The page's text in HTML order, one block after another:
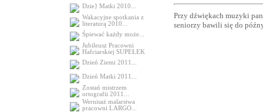
Dzie} Matki 2010...
Wakacyjne spotkania z
literaturą 2010...
Śpiewać każdy może...
Jubileusz Pracowni
Hafciarskiej SUPEŁEK
Dzień Ziemi 2011...
Dzień Matki 2011...
Zostań mistrzem
ortografii 2011...
Wernisaż malarstwa
pracowni LARGO...
Przy dźwiękach muzyki
seniorzy bawili się do